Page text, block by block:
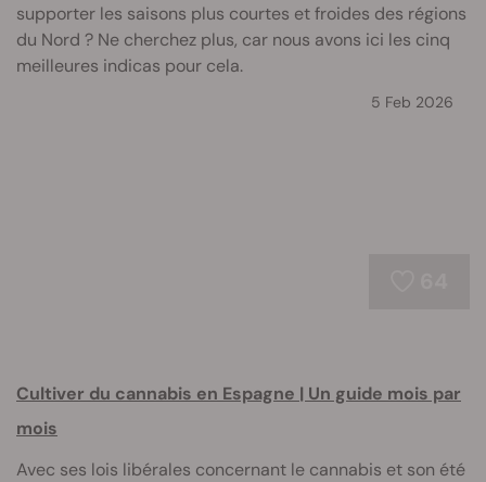
supporter les saisons plus courtes et froides des régions
du Nord ? Ne cherchez plus, car nous avons ici les cinq
meilleures indicas pour cela.
5 Feb 2026
Cultiver du cannabis en Espagne | Un guide mois par
mois
Avec ses lois libérales concernant le cannabis et son été